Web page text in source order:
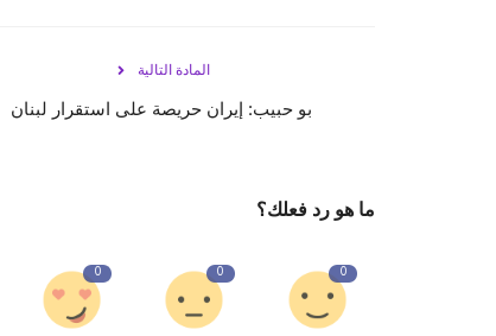
المادة التالية
بو حبيب: إيران حريصة على استقرار لبنان
ما هو رد فعلك؟
0
0
0